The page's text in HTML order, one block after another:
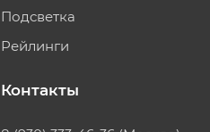
Подсветка
Рейлинги
Контакты